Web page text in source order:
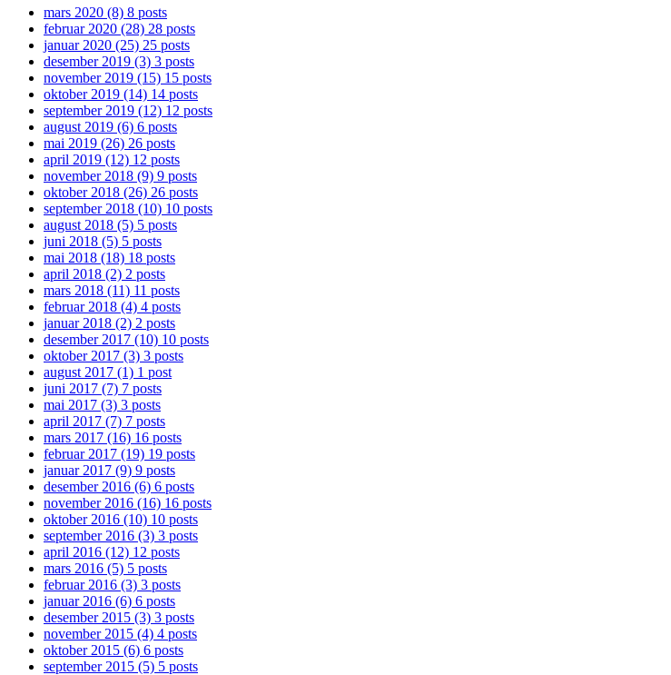
i USA
egentlig
rettferdig?
mars 2020 (8) 8 posts
februar 2020 (28) 28 posts
januar 2020 (25) 25 posts
desember 2019 (3) 3 posts
november 2019 (15) 15 posts
oktober 2019 (14) 14 posts
september 2019 (12) 12 posts
august 2019 (6) 6 posts
mai 2019 (26) 26 posts
april 2019 (12) 12 posts
november 2018 (9) 9 posts
oktober 2018 (26) 26 posts
september 2018 (10) 10 posts
august 2018 (5) 5 posts
juni 2018 (5) 5 posts
mai 2018 (18) 18 posts
april 2018 (2) 2 posts
mars 2018 (11) 11 posts
februar 2018 (4) 4 posts
januar 2018 (2) 2 posts
desember 2017 (10) 10 posts
oktober 2017 (3) 3 posts
august 2017 (1) 1 post
juni 2017 (7) 7 posts
mai 2017 (3) 3 posts
april 2017 (7) 7 posts
mars 2017 (16) 16 posts
februar 2017 (19) 19 posts
januar 2017 (9) 9 posts
desember 2016 (6) 6 posts
november 2016 (16) 16 posts
oktober 2016 (10) 10 posts
september 2016 (3) 3 posts
april 2016 (12) 12 posts
mars 2016 (5) 5 posts
februar 2016 (3) 3 posts
januar 2016 (6) 6 posts
desember 2015 (3) 3 posts
november 2015 (4) 4 posts
oktober 2015 (6) 6 posts
september 2015 (5) 5 posts